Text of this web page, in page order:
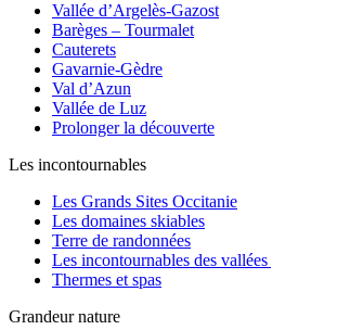
Vallée d’Argelès-Gazost
Barèges – Tourmalet
Cauterets
Gavarnie-Gèdre
Val d’Azun
Vallée de Luz
Prolonger la découverte
Les incontournables
Les Grands Sites Occitanie
Les domaines skiables
Terre de randonnées
Les incontournables des vallées
Thermes et spas
Grandeur nature